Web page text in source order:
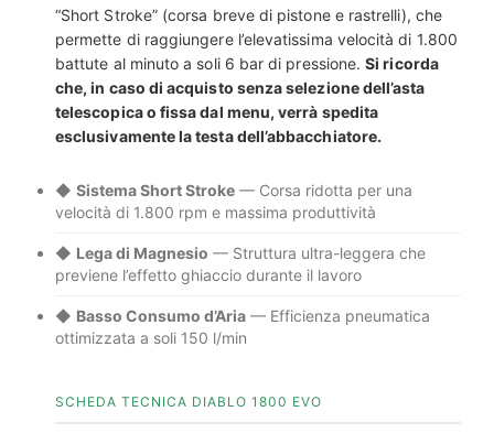
“Short Stroke” (corsa breve di pistone e rastrelli), che
permette di raggiungere l’elevatissima velocità di 1.800
battute al minuto a soli 6 bar di pressione.Si ricorda
che, in caso di acquisto senza selezione dell’asta
telescopica o fissa dal menu, verrà spedita
esclusivamente la testa dell’abbacchiatore.
◆ Sistema Short Stroke — Corsa ridotta per una
velocità di 1.800 rpm e massima produttività
◆ Lega di Magnesio — Struttura ultra-leggera che
previene l’effetto ghiaccio durante il lavoro
◆ Basso Consumo d’Aria — Efficienza pneumatica
ottimizzata a soli 150 l/min
SCHEDA TECNICA DIABLO 1800 EVO